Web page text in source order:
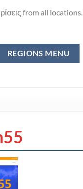
from all locations.